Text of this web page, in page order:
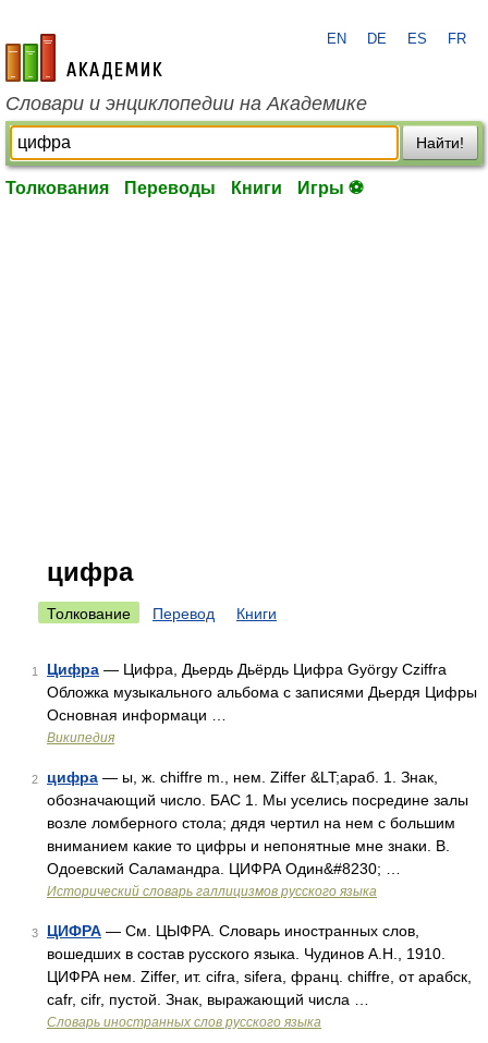
academic.ru
EN DE ES FR
Словари и энциклопедии на Академике
Найти!
Толкования Переводы Книги Игры ⚽
цифра
Толкование Перевод Книги
1 Цифра — Цифра, Дьердь Дьёрдь Цифра György Cziffra
Обложка музыкального альбома с записями Дьердя Цифры
Основная информаци …
Википедия
2 цифра — ы, ж. chiffre m., нем. Ziffer &LT;араб. 1. Знак,
обозначающий число. БАС 1. Мы уселись посредине залы
возле ломберного стола; дядя чертил на нем с большим
вниманием какие то цифры и непонятные мне знаки. В.
Одоевский Саламандра. ЦИФРА Один&#8230; …
Исторический словарь галлицизмов русского языка
3 ЦИФРА — См. ЦЫФРА. Словарь иностранных слов,
вошедших в состав русского языка. Чудинов А.Н., 1910.
ЦИФРА нем. Ziffer, ит. cifra, sifera, франц. chiffre, от арабск,
cafr, cifr, пустой. Знак, выражающий числа …
Словарь иностранных слов русского языка